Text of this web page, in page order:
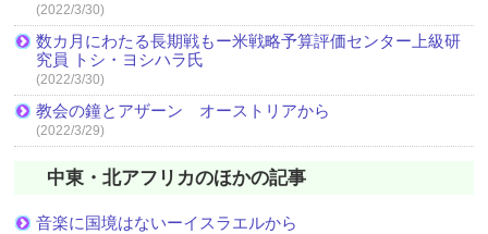
(2022/3/30)
数カ月にわたる長期戦もー米戦略予算評価センター上級研
究員 トシ・ヨシハラ氏
(2022/3/30)
教会の鐘とアザーン オーストリアから
(2022/3/29)
中東・北アフリカのほかの記事
音楽に国境はないーイスラエルから